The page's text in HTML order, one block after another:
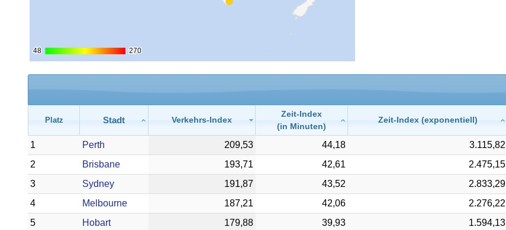
48
48 270
270
Platz Stadt Verkehrs-Index
Zeit-Index
(in Minuten)
Zeit-Index (exponentiell)
1 Perth 209,53 44,18 3.115,82
2
Brisbane 193,71 42,61 2.475,15
3
Sydney 191,87 43,52 2.833,29
4
Melbourne 187,21 42,06 2.276,22
5
Hobart 179,88 39,93 1.594,13